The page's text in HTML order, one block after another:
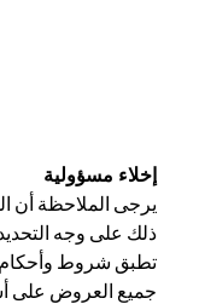
إخلاء مسؤولية
يرجى الملاحظة أن
ذلك على وجه
تطبق شروط وأحكام
جميع العروض على